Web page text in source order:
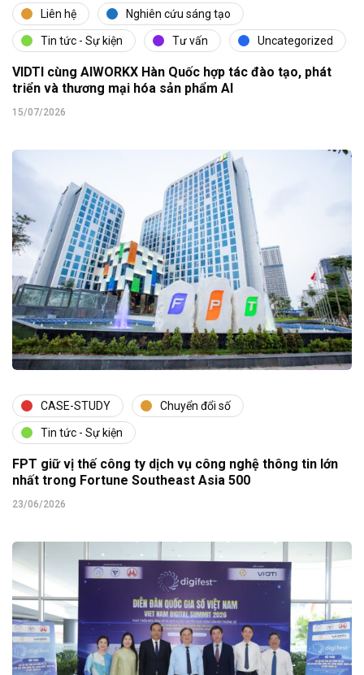
Liên hệ Nghiên cứu sáng tạo
Tin tức - Sự kiện Tư vấn Uncategorized
VIDTI cùng AIWORKX Hàn Quốc hợp tác đào tạo, phát
triển và thương mại hóa sản phẩm AI
15/07/2026
CASE-STUDY Chuyển đổi số
Tin tức - Sự kiện
FPT giữ vị thế công ty dịch vụ công nghệ thông tin lớn
nhất trong Fortune Southeast Asia 500
23/06/2026